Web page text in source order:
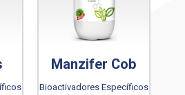
Bioactivadores Específicos
Manzifer Cob